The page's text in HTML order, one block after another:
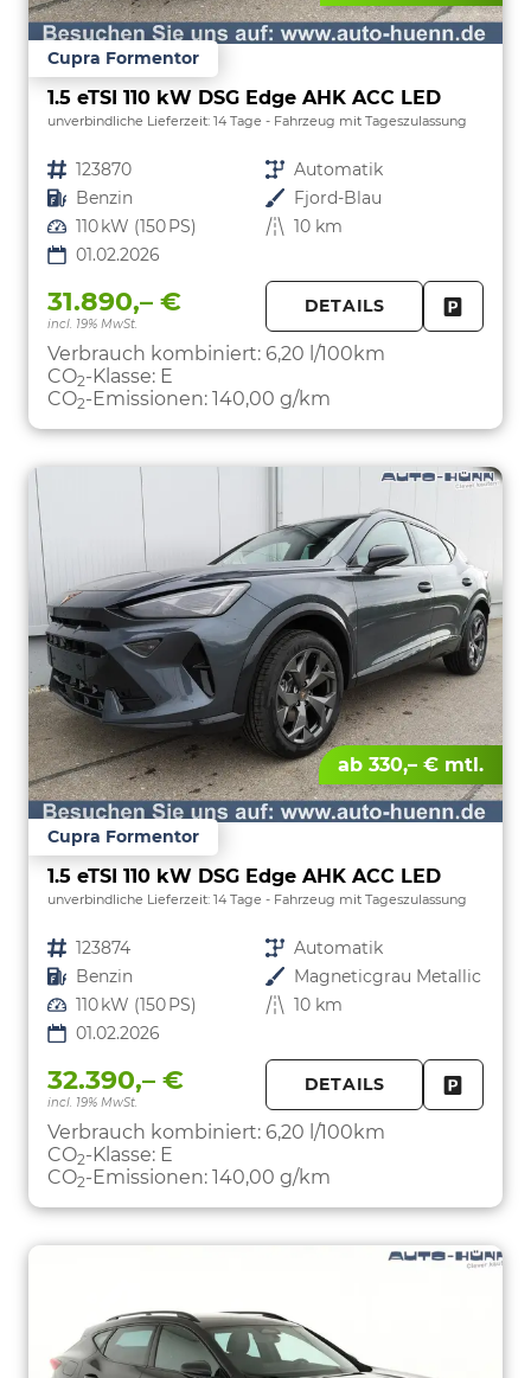
Cupra Formentor
1.5 eTSI 110 kW DSG Edge AHK ACC LED
unverbindliche Lieferzeit: 14 Tage Fahrzeug mit Tageszulassung
Fahrzeugnr. 123870 Getriebe Automatik
Kraftstoff Benzin Außenfarbe Fjord-Blau
Leistung 110 kW (150 PS) Kilometerstand 10 km
01.02.2026
31.890,– €
incl. 19% MwSt.
DETAILS
Verbrauch kombiniert: 6,20 l/100km
CO2-Klasse: E
CO2-Emissionen: 140,00 g/km
ab 330,– € mtl.
Cupra Formentor
1.5 eTSI 110 kW DSG Edge AHK ACC LED
unverbindliche Lieferzeit: 14 Tage Fahrzeug mit Tageszulassung
Fahrzeugnr. 123874 Getriebe Automatik
Kraftstoff Benzin Außenfarbe Magneticgrau Metallic
Leistung 110 kW (150 PS) Kilometerstand 10 km
01.02.2026
32.390,– €
incl. 19% MwSt.
DETAILS
Verbrauch kombiniert: 6,20 l/100km
CO2-Klasse: E
CO2-Emissionen: 140,00 g/km